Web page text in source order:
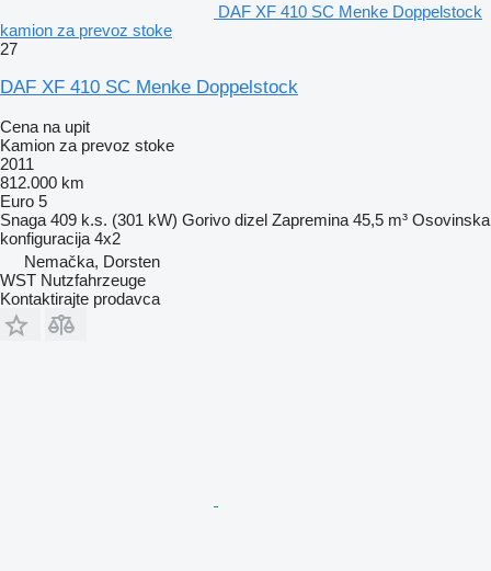
DAF XF 410 SC Menke Doppelstock
kamion za prevoz stoke
27
DAF XF 410 SC Menke Doppelstock
Cena na upit
Kamion za prevoz stoke
2011
812.000 km
Euro 5
Snaga 409 k.s. (301 kW) Gorivo dizel Zapremina 45,5 m³ Osovinska
konfiguracija 4x2
Nemačka, Dorsten
WST Nutzfahrzeuge
Kontaktirajte prodavca